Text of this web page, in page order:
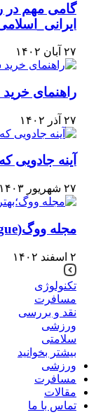
گامی مهم در
۲۷ آبان ۱۴۰۲
راهنمای
۲۷ آذر ۱۴۰۲
آینه جادویی
۲۷ شهریور ۱۴۰۳
مجله ووگ(Vogue)؛بهترین مجله مد وفشن
۲ اسفند ۱۴۰۲
تکنولوژی
مسافرت
نقد و بررسی
ورزشی
سلامتی
بیشتر بخوانید
ورزشی
مسافرت
مقالات
تماس با ما